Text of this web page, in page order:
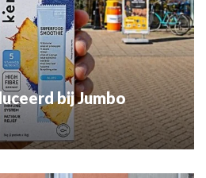
bij Jumbo